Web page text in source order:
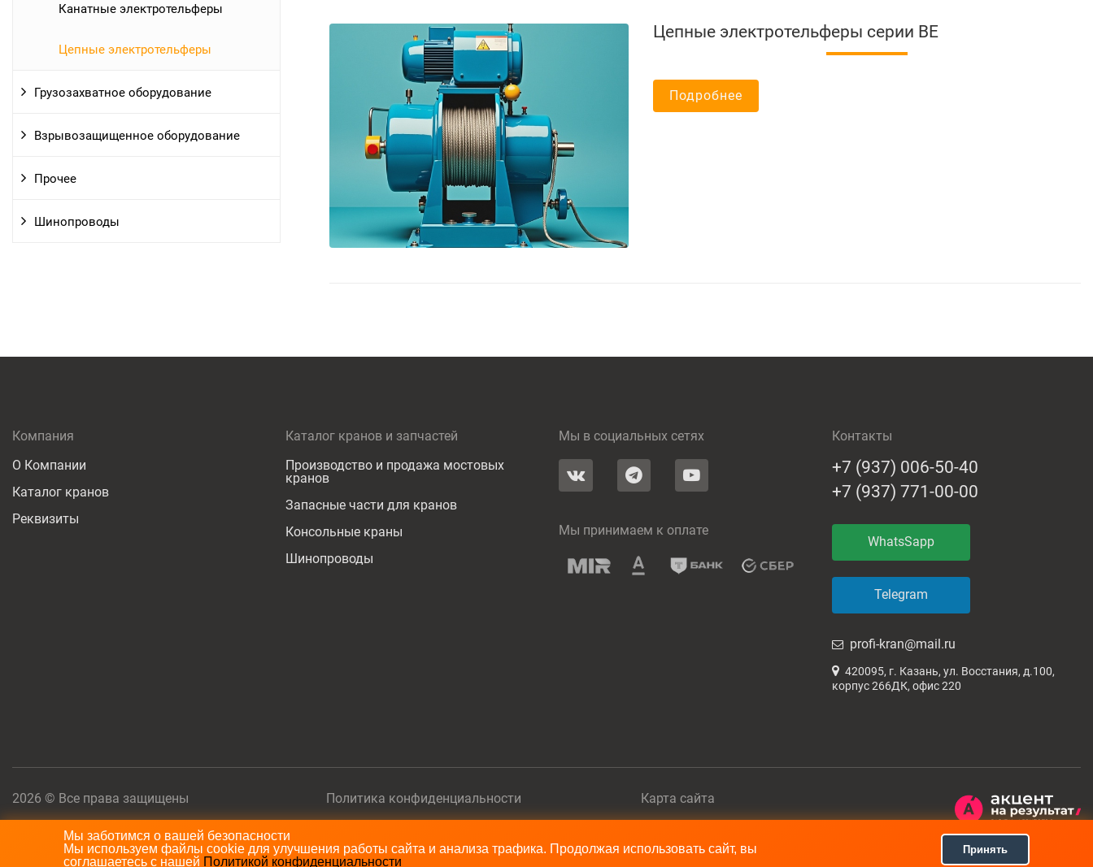
Канатные электротельферы
Цепные электротельферы
Грузозахватное оборудование
Взрывозащищенное оборудование
Прочее
Шинопроводы
Цепные электротельферы серии ВЕ
Подробнее
Компания
О Компании
Каталог кранов
Реквизиты
Каталог кранов и запчастей
Производство и продажа мостовых
кранов
Запасные части для кранов
Консольные краны
Шинопроводы
Мы в социальных сетях
Мы принимаем к оплате
Контакты
+7 (937) 006-50-40
+7 (937) 771-00-00
WhatsSapp
Telegram
profi-kran@mail.ru
420095, г. Казань, ул. Восстания, д.100,
корпус 266ДК, офис 220
2026 © Все права защищены Политика конфиденциальности Карта сайта
Мы заботимся о вашей безопасности
Мы используем файлы cookie для улучшения работы сайта и анализа трафика. Продолжая использовать сайт, вы
соглашаетесь с нашей Политикой конфиденциальности
Принять